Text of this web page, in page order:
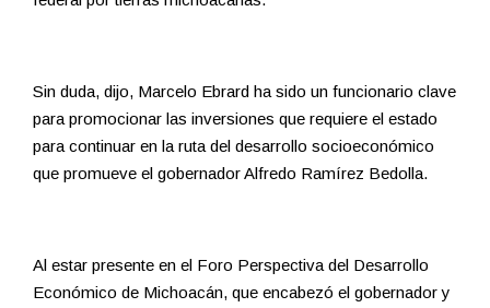
Sin duda, dijo, Marcelo Ebrard ha sido un funcionario clave
para promocionar las inversiones que requiere el estado
para continuar en la ruta del desarrollo socioeconómico
que promueve el gobernador Alfredo Ramírez Bedolla.
Al estar presente en el Foro Perspectiva del Desarrollo
Económico de Michoacán, que encabezó el gobernador y